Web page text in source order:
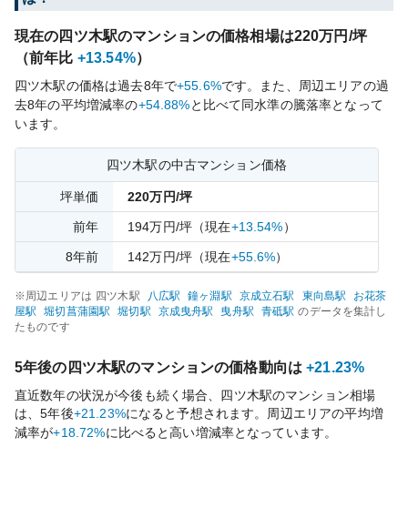
現在の四ツ木駅のマンションの価格相場は220万円/坪
（前年比 +13.54%）
四ツ木駅の価格は過去8年で+55.6%です。
また、周辺エリアの過
去8年の平均増減率の+54.88%と比べて同水準の騰落率となって
います。
四ツ木駅の中古マンション価格
坪単価 220万円/坪
前年 194万円/坪 （現在+13.54%）
8年前 142万円/坪 （現在+55.6%）
※周辺エリアは 四ツ木駅 八広駅 鐘ヶ淵駅 京成立石駅 東向島駅
お花茶
屋駅 堀切菖蒲園駅 堀切駅 京成曳舟駅 曳舟駅 青砥駅 のデータを集計し
たものです
5年後の 四ツ木駅のマンションの価格動向は +21.23%
直近数年の状況が今後も続く場合、 四ツ木駅のマンション相場
は、5年後+21.23%になると予想されます。周辺エリアの平均増
減率が+18.72%に比べると高い増減率となっています。